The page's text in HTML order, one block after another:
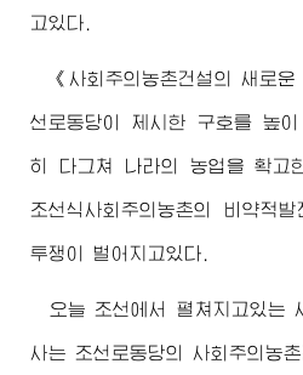
고있다.
《사회주의농촌건설의 새로
선로동당이 제시한 구호를 높
히 다그쳐 나라의 농업을 확고
조선식사회주의농촌의 비약적
투쟁이 벌어지고있다.
오늘 조선에서 펼쳐지고있는
사는 조선로동당의 사회주의농